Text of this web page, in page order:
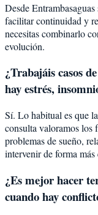
Desde
facilitar continuidad y
necesitas combinarlo
evolución.
¿Trabajáis casos
hay estrés,
Sí. Lo habitual es que
consulta valoramos los
problemas de sueño,
intervenir de forma más
¿Es mejor hacer
cuando hay